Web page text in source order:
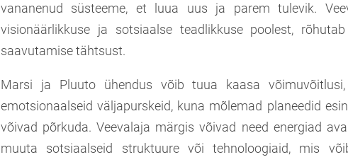
vananenud süsteeme, et luua uus ja parem tulevik.
visionäärlikkuse ja sotsiaalse teadlikkuse poolest,
saavutamise tähtsust.
Marsi ja Pluuto ühendus võib tuua kaasa
emotsionaalseid väljapurskeid, kuna mõlemad planeedid
võivad põrkuda. Veevalaja märgis võivad need energiad
muuta sotsiaalseid struktuure või tehnoloogiaid, mis